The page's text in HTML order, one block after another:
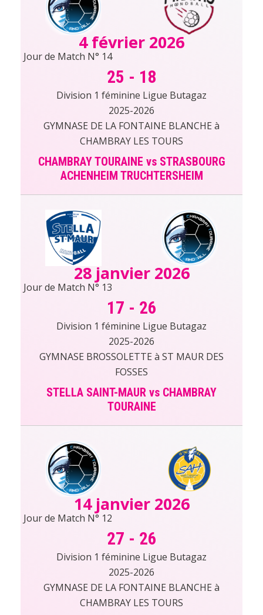
4 février 2026
Jour de Match N° 14
25 - 18
Division 1 féminine Ligue Butagaz
2025-2026
GYMNASE DE LA FONTAINE BLANCHE à
CHAMBRAY LES TOURS
CHAMBRAY TOURAINE vs STRASBOURG
ACHENHEIM TRUCHTERSHEIM
28 janvier 2026
Jour de Match N° 13
17 - 26
Division 1 féminine Ligue Butagaz
2025-2026
GYMNASE BROSSOLETTE à ST MAUR DES
FOSSES
STELLA SAINT-MAUR vs CHAMBRAY
TOURAINE
14 janvier 2026
Jour de Match N° 12
27 - 26
Division 1 féminine Ligue Butagaz
2025-2026
GYMNASE DE LA FONTAINE BLANCHE à
CHAMBRAY LES TOURS